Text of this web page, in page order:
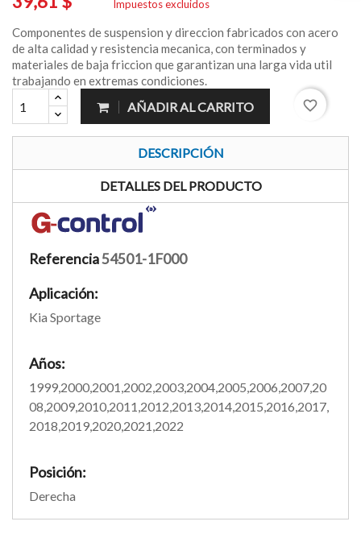
Impuestos excluidos
Componentes de suspension y direccion fabricados con acero
de alta calidad y resistencia mecanica, con terminados y
materiales de baja friccion que garantizan una larga vida util
trabajando en extremas condiciones.
AÑADIR AL CARRITO favorite_border
DESCRIPCIÓN
DETALLES DEL PRODUCTO
Referencia54501-1F000
Aplicación:
Kia Sportage
Años:
1999,2000,2001,2002,2003,2004,2005,2006,2007,20
08,2009,2010,2011,2012,2013,2014,2015,2016,2017,
2018,2019,2020,2021,2022
Posición:
Derecha